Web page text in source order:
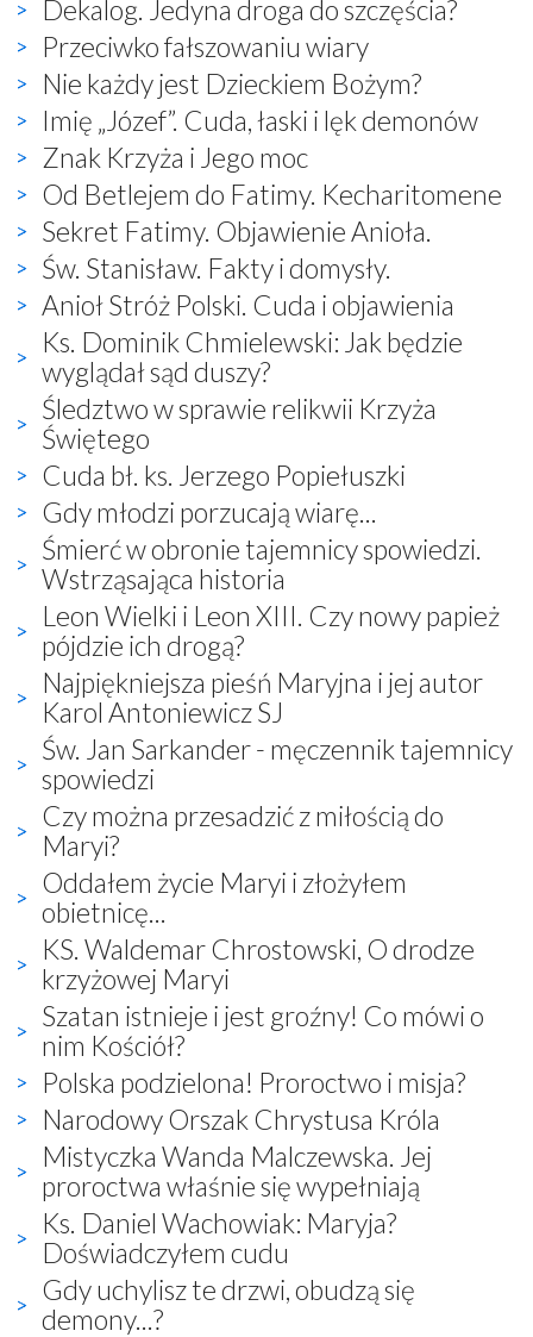
Dekalog. Jedyna droga do szczęścia?
Przeciwko fałszowaniu wiary
Nie każdy jest Dzieckiem Bożym?
Imię „Józef”. Cuda, łaski i lęk demonów
Znak Krzyża i Jego moc
Od Betlejem do Fatimy. Kecharitomene
Sekret Fatimy. Objawienie Anioła.
Św. Stanisław. Fakty i domysły.
Anioł Stróż Polski. Cuda i objawienia
Ks. Dominik Chmielewski: Jak będzie
wyglądał sąd duszy?
Śledztwo w sprawie relikwii Krzyża
Świętego
Cuda bł. ks. Jerzego Popiełuszki
Gdy młodzi porzucają wiarę...
Śmierć w obronie tajemnicy spowiedzi.
Wstrząsająca historia
Leon Wielki i Leon XIII. Czy nowy papież
pójdzie ich drogą?
Najpiękniejsza pieśń Maryjna i jej autor
Karol Antoniewicz SJ
Św. Jan Sarkander - męczennik tajemnicy
spowiedzi
Czy można przesadzić z miłością do
Maryi?
Oddałem życie Maryi i złożyłem
obietnicę...
KS. Waldemar Chrostowski, O drodze
krzyżowej Maryi
Szatan istnieje i jest groźny! Co mówi o
nim Kościół?
Polska podzielona! Proroctwo i misja?
Narodowy Orszak Chrystusa Króla
Mistyczka Wanda Malczewska. Jej
proroctwa właśnie się wypełniają
Ks. Daniel Wachowiak: Maryja?
Doświadczyłem cudu
Gdy uchylisz te drzwi, obudzą się
demony...?